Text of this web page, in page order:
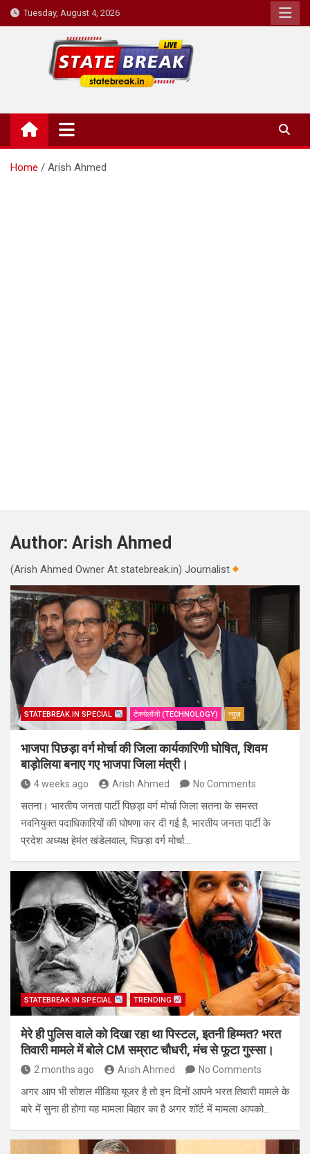
Skip
to
Tuesday, August 4, 2026
State Break
Home Arish Ahmed
Author: Arish Ahmed
(Arish Ahmed Owner At statebreak.in) Journalist
STATEBREAK.IN SPECIAL टेक्नोलॉजी (TECHNOLOGY) न्यूज़
भाजपा पिछड़ा वर्ग मोर्चा की जिला कार्यकारिणी घोषित, शिवम
बाड़ोलिया बनाए गए भाजपा जिला मंत्री।
4 weeks ago Arish Ahmed No Comments
सतना। भारतीय जनता पार्टी पिछड़ा वर्ग मोर्चा जिला सतना के समस्त
नवनियुक्त पदाधिकारियों की घोषणा कर दी गई है, भारतीय जनता पार्टी के
प्रदेश अध्यक्ष हेमंत खंडेलवाल, पिछड़ा वर्ग मोर्चा…
STATEBREAK.IN SPECIAL TRENDING
मेरे ही पुलिस वाले को दिखा रहा था पिस्टल, इतनी हिम्मत? भरत
तिवारी मामले में बोले CM सम्राट चौधरी, मंच से फूटा गुस्सा।
2 months ago Arish Ahmed No Comments
अगर आप भी सोशल मीडिया यूजर है तो इन दिनों आपने भरत तिवारी मामले के
बारे में सुना ही होगा यह मामला बिहार का है अगर शॉर्ट में मामला आपको…